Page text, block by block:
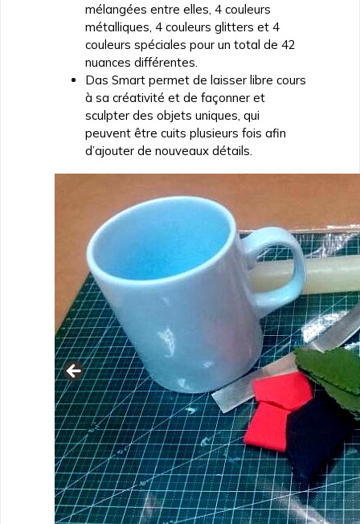
mélangées entre elles, 4 couleurs
métalliques, 4 couleurs glitters et 4
couleurs spéciales pour un total de 42
nuances différentes.
Das Smart permet de laisser libre cours
à sa créativité et de façonner et
sculpter des objets uniques, qui
peuvent être cuits plusieurs fois afin
d’ajouter de nouveaux détails.